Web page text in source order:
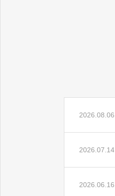
2026.08.06
2026.07.14
2026.06.16